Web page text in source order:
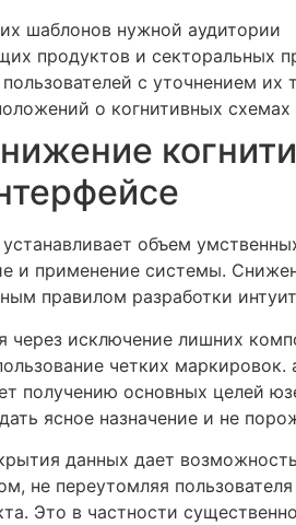
шаблонов нужной аудитории
продуктов и секторальных
с уточнением их
о когнитивных
объем
и применение системы.
правилом разработки
через исключение лишних
четких маркировок.
получению основных целей
ясное назначение и не
данных дает
не переутомляя
Это в частности